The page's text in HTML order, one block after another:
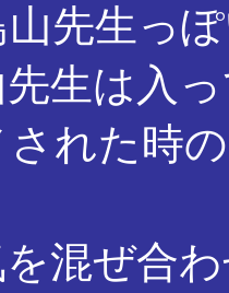
山先生っ
生は入
れた時
を混ぜ合